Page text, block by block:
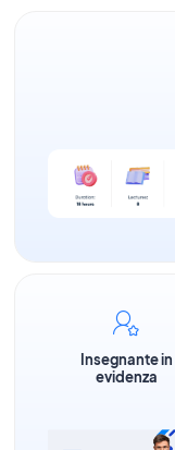
Insegnante in
evidenza